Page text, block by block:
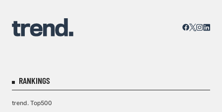
RANKINGS
trend. Top500